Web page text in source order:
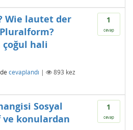
1
cevap
Wie lautet der
hali
cevaplandı | 893 kez
1
cevap
Sosyal
ve konulardan